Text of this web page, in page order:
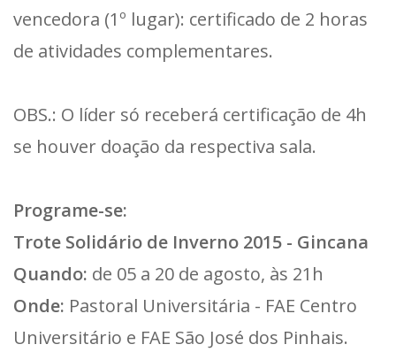
vencedora (1º lugar): certificado de 2 horas
de atividades complementares.
OBS.: O líder só receberá certificação de 4h
se houver doação da respectiva sala.
Programe-se:
Trote Solidário de Inverno 2015 - Gincana
Quando: de 05 a 20 de agosto, às 21h
Onde: Pastoral Universitária - FAE Centro
Universitário e FAE São José dos Pinhais.